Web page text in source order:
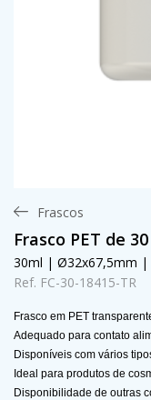
Frascos
Frasco PET de
30ml | Ø32x67,5mm |
Ref. FC-30-18415-TR
Frasco em PET
Adequado para contato
Disponíveis com vários
Ideal para produtos de
Disponibilidade de outras